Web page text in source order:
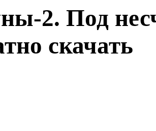
2. Под
скачать